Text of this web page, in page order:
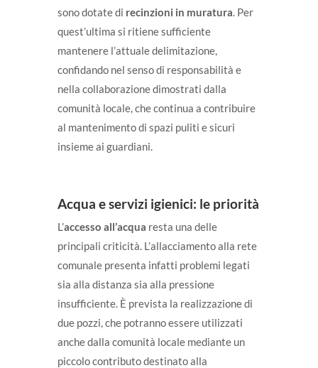
sono dotate di recinzioni in muratura . Per
quest’ultima si ritiene sufficiente
mantenere l’attuale delimitazione,
confidando nel senso di responsabilità e
nella collaborazione dimostrati dalla
comunità locale, che continua a contribuire
al mantenimento di spazi puliti e sicuri
insieme ai guardiani.
Acqua e servizi igienici: le priorità
L’accesso all’acqua resta una delle
principali criticità. L’allacciamento alla rete
comunale presenta infatti problemi legati
sia alla distanza sia alla pressione
insufficiente. È prevista la realizzazione di
due pozzi, che potranno essere utilizzati
anche dalla comunità locale mediante un
piccolo contributo destinato alla